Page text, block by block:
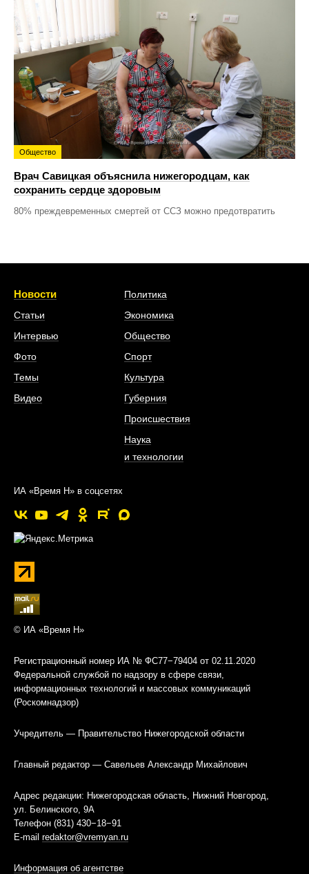
Общество
Врач Савицкая объяснила нижегородцам, как
сохранить сердце здоровым
80% преждевременных смертей от ССЗ можно предотвратить
Новости
Статьи
Интервью
Фото
Темы
Видео
Политика
Экономика
Общество
Спорт
Культура
Губерния
Происшествия
Наука
и технологии
ИА «Время Н» в соцсетях
© ИА «Время Н»
Регистрационный номер ИА № ФС77−79404 от 02.11.2020
Федеральной службой по надзору в сфере связи,
информационных технологий и массовых коммуникаций
(Роскомнадзор)
Учредитель — Правительство Нижегородской области
Главный редактор — Савельев Александр Михайлович
Адрес редакции: Нижегородская область, Нижний Новгород,
ул. Белинского, 9А
Телефон (831) 430−18−91
E-mail redaktor@vremyan.ru
Информация об агентстве